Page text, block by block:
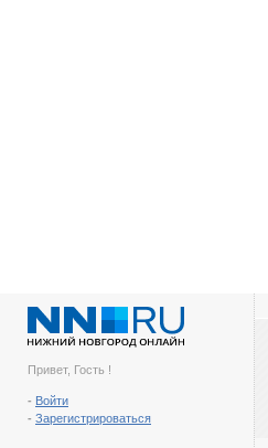
Привет, Гость !
- Войти
- Зарегистрироваться